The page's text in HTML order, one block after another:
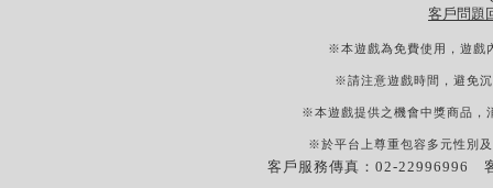
客戶問題
※本遊戲為免費使用，遊戲
※請注意遊戲時間，避免
※本遊戲提供之機會中獎商品，
※於平台上尊重包容多元性別
客戶服務傳真：02-22996996